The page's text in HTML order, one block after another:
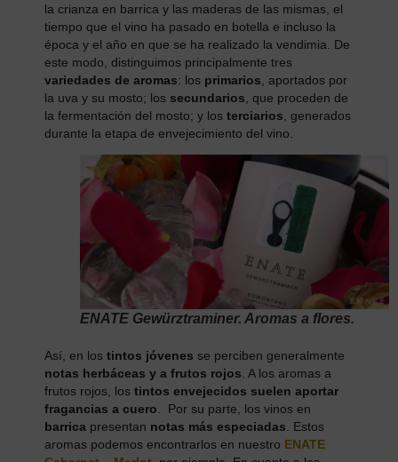
la crianza en barrica y las maderas de las mismas, el
tiempo que el vino ha pasado en botella e incluso la
época y el año en que se ha realizado la vendimia. De
este modo, distinguimos principalmente tres
variedades de aromas: los primarios , aportados por
la uva y su mosto; los secundarios , que proceden de
la fermentación del mosto; y los terciarios , generados
durante la etapa de envejecimiento del vino.
ENATE Gewürztraminer. Aromas a flores.
Así, en los tintos jóvenes se perciben generalmente
notas herbáceas y a frutos rojos . A los aromas a
frutos rojos, los tintos envejecidos suelen aportar
fragancias a cuero . Por su parte, los vinos en
barrica presentan notas más especiadas . Estos
aromas podemos encontrarlos en nuestro ENATE